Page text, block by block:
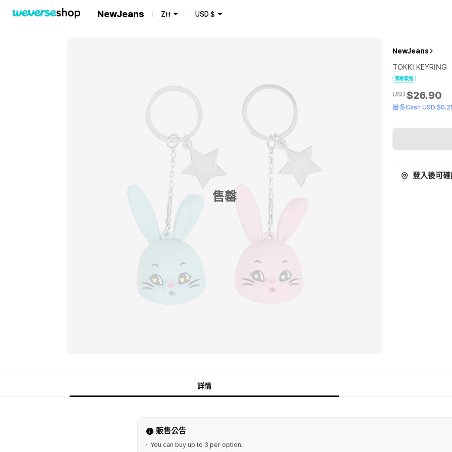
NewJeans ZH USD$
售罄
NewJeans
TOKKI KEYRING
獨家販售
USD $26.90
最多Cash USD
登入後可
詳情
販售公告
You can buy up to 3 per option.